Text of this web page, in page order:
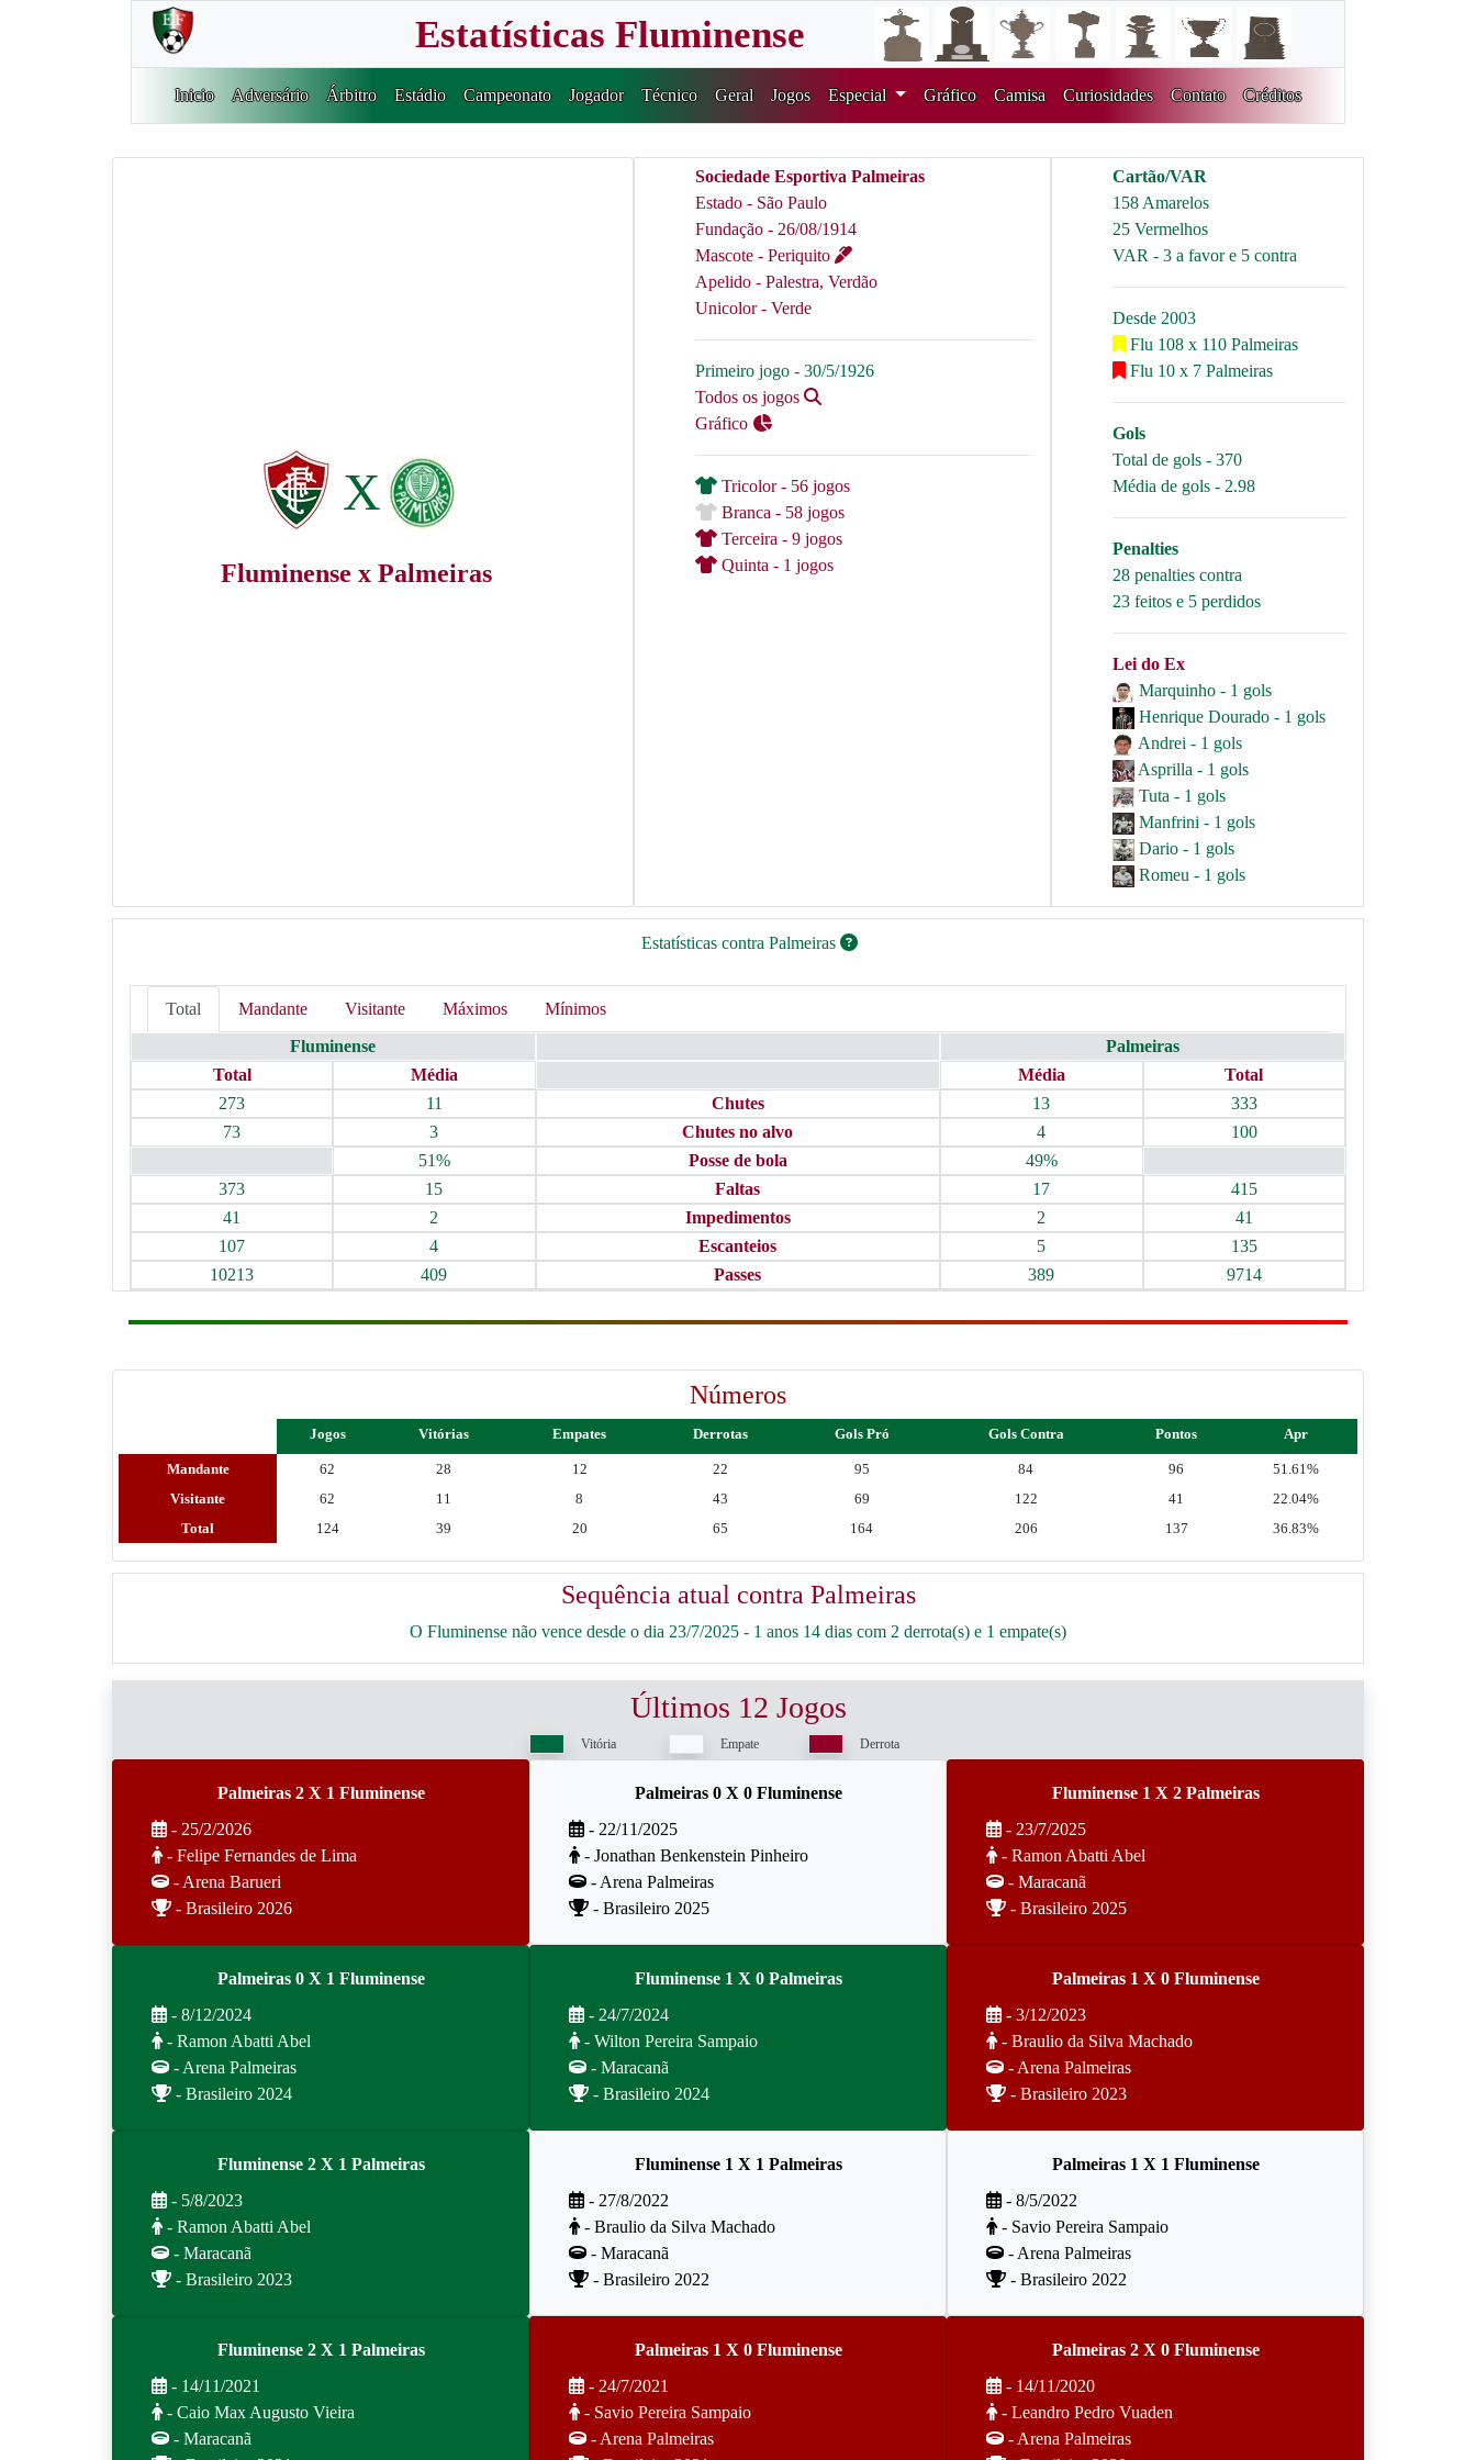
Estatísticas Fluminense
Inicio Adversário Árbitro Estádio Campeonato Jogador Técnico Geral Jogos Especial Gráfico Camisa Curiosidades Contato Créditos
X
Fluminense x Palmeiras
Sociedade Esportiva Palmeiras
Estado - São Paulo
Fundação - 26/08/1914
Mascote - Periquito
Apelido - Palestra, Verdão
Unicolor - Verde
Primeiro jogo - 30/5/1926
Todos os jogos
Gráfico
Tricolor - 56 jogos
Branca - 58 jogos
Terceira - 9 jogos
Quinta - 1 jogos
Cartão/VAR
158 Amarelos
25 Vermelhos
VAR - 3 a favor e 5 contra
Desde 2003
Flu 108 x 110 Palmeiras
Flu 10 x 7 Palmeiras
Gols
Total de gols - 370
Média de gols - 2.98
Penalties
28 penalties contra
23 feitos e 5 perdidos
Lei do Ex
Marquinho - 1 gols
Henrique Dourado - 1 gols
Andrei - 1 gols
Asprilla - 1 gols
Tuta - 1 gols
Manfrini - 1 gols
Dario - 1 gols
Romeu - 1 gols
Estatísticas contra Palmeiras
Total Mandante Visitante Máximos
Mínimos
Fluminense
Palmeiras
Total
Média Média
Total
273
11 Chutes 13
333
73
3 Chutes no alvo 4
100
51%
Posse de bola
49%
373
15 Faltas 17
415
41
2 Impedimentos 2
41
107
4 Escanteios 5
135
10213
409 Passes 389 9714
Números
Jogos Vitórias Empates Derrotas Gols Pró Gols Contra Pontos Apr
Mandante 62 28 12 22 95 84 96
51.61%
Visitante
62 11 8 43 69 122 41
22.04%
Total
124 39 20 65 164 206 137 36.83%
Sequência atual contra Palmeiras
O Fluminense não vence desde o dia 23/7/2025 - 1 anos 14 dias com 2 derrota(s) e 1 empate(s)
Últimos 12 Jogos
Vitória Empate Derrota
Palmeiras 2 X 1 Fluminense
- 25/2/2026
- Felipe Fernandes de Lima
- Arena Barueri
- Brasileiro 2026
Palmeiras 0 X 0 Fluminense
- 22/11/2025
- Jonathan Benkenstein Pinheiro
- Arena Palmeiras
- Brasileiro 2025
Fluminense 1 X 2 Palmeiras
- 23/7/2025
- Ramon Abatti Abel
- Maracanã
- Brasileiro 2025
Palmeiras 0 X 1 Fluminense
- 8/12/2024
- Ramon Abatti Abel
- Arena Palmeiras
- Brasileiro 2024
Fluminense 1 X 0 Palmeiras
- 24/7/2024
- Wilton Pereira Sampaio
- Maracanã
- Brasileiro 2024
Palmeiras 1 X 0 Fluminense
- 3/12/2023
- Braulio da Silva Machado
- Arena Palmeiras
- Brasileiro 2023
Fluminense 2 X 1 Palmeiras
- 5/8/2023
- Ramon Abatti Abel
- Maracanã
- Brasileiro 2023
Fluminense 1 X 1 Palmeiras
- 27/8/2022
- Braulio da Silva Machado
- Maracanã
- Brasileiro 2022
Palmeiras 1 X 1 Fluminense
- 8/5/2022
- Savio Pereira Sampaio
- Arena Palmeiras
- Brasileiro 2022
Fluminense 2 X 1 Palmeiras
- 14/11/2021
- Caio Max Augusto Vieira
- Maracanã
Palmeiras 1 X 0 Fluminense
- 24/7/2021
- Savio Pereira Sampaio
- Arena Palmeiras
Palmeiras 2 X 0 Fluminense
- 14/11/2020
- Leandro Pedro Vuaden
- Arena Palmeiras